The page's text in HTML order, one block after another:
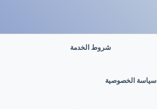
شروط الخدمة
سياسة الخصوصية